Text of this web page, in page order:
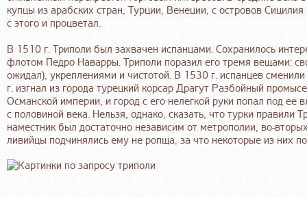
купцы из арабских стран, Турции, Венеции, с островов
с этого и процветал.
В 1510 г. Триполи был захвачен испанцами. Сохранилось
флотом Педро Наварры. Триполи поразил его тремя вещами:
ожидал), укреплениями и чистотой. В 1530 г. испанцев
г. изгнал из города турецкий корсар Драгут Разбойный
Османской империи, и город с его нелегкой руки попал под ее
с половиной века. Нельзя, однако, сказать, что турки правили
наместник был достаточно независим от метрополии, во-
ливийцы подчинялись ему не ропща, за что некоторые из них